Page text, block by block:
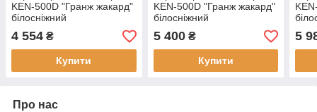
KEN-500D "Гранж жакард"
білосніжний
4 554 ₴
Купити
KEN-500D "Гранж жакард"
білосніжний
5 400₴
Купити
5
Про нас